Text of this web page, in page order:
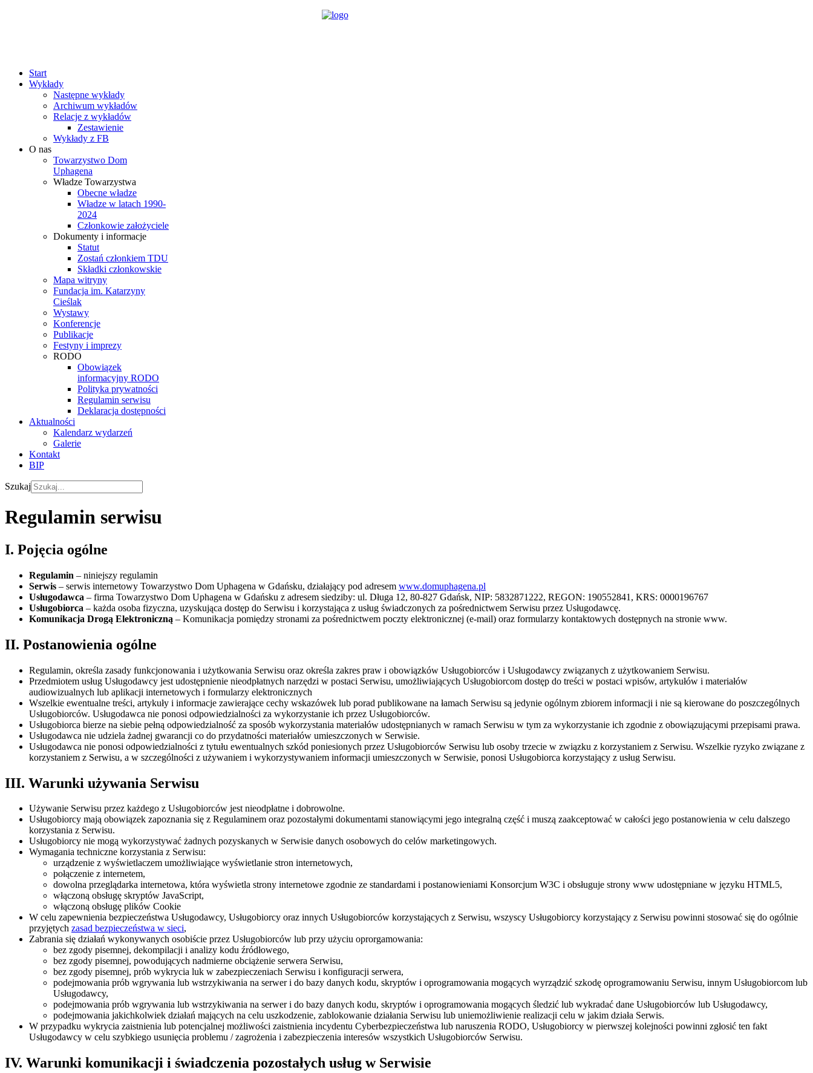
Start
Wykłady
Następne wykłady
Archiwum wykładów
Relacje z wykładów
Zestawienie
Wykłady z FB
O nas
Towarzystwo Dom
Uphagena
Władze Towarzystwa
Obecne władze
Władze w latach 1990-
2024
Członkowie założyciele
Dokumenty i informacje
Statut
Zostań członkiem TDU
Składki członkowskie
Mapa witryny
Fundacja im. Katarzyny
Cieślak
Wystawy
Konferencje
Publikacje
Festyny i imprezy
RODO
Obowiązek
informacyjny RODO
Polityka prywatności
Regulamin serwisu
Deklaracja dostępności
Aktualności
Kalendarz wydarzeń
Galerie
Kontakt
BIP
Szukaj
Regulamin serwisu
I. Pojęcia ogólne
Regulamin – niniejszy regulamin
Serwis – serwis internetowy Towarzystwo Dom Uphagena w Gdańsku, działający pod adresem www.domuphagena.pl
Usługodawca – firma Towarzystwo Dom Uphagena w Gdańsku z adresem siedziby: ul. Długa 12, 80-827 Gdańsk, NIP: 5832871222, REGON: 190552841, KRS: 0000196767
Usługobiorca – każda osoba fizyczna, uzyskująca dostęp do Serwisu i korzystająca z usług świadczonych za pośrednictwem Serwisu przez Usługodawcę.
Komunikacja Drogą Elektroniczną – Komunikacja pomiędzy stronami za pośrednictwem poczty elektronicznej (e-mail) oraz formularzy kontaktowych dostępnych na stronie www.
II. Postanowienia ogólne
Regulamin, określa zasady funkcjonowania i użytkowania Serwisu oraz określa zakres praw i obowiązków Usługobiorców i Usługodawcy związanych z użytkowaniem Serwisu.
Przedmiotem usług Usługodawcy jest udostępnienie nieodpłatnych narzędzi w postaci Serwisu, umożliwiających Usługobiorcom dostęp do treści w postaci wpisów, artykułów i materiałów
audiowizualnych lub aplikacji internetowych i formularzy elektronicznych
Wszelkie ewentualne treści, artykuły i informacje zawierające cechy wskazówek lub porad publikowane na łamach Serwisu są jedynie ogólnym zbiorem informacji i nie są kierowane do poszczególnych
Usługobiorców. Usługodawca nie ponosi odpowiedzialności za wykorzystanie ich przez Usługobiorców.
Usługobiorca bierze na siebie pełną odpowiedzialność za sposób wykorzystania materiałów udostępnianych w ramach Serwisu w tym za wykorzystanie ich zgodnie z obowiązującymi przepisami prawa.
Usługodawca nie udziela żadnej gwarancji co do przydatności materiałów umieszczonych w Serwisie.
Usługodawca nie ponosi odpowiedzialności z tytułu ewentualnych szkód poniesionych przez Usługobiorców Serwisu lub osoby trzecie w związku z korzystaniem z Serwisu. Wszelkie ryzyko związane z
korzystaniem z Serwisu, a w szczególności z używaniem i wykorzystywaniem informacji umieszczonych w Serwisie, ponosi Usługobiorca korzystający z usług Serwisu.
III. Warunki używania Serwisu
Używanie Serwisu przez każdego z Usługobiorców jest nieodpłatne i dobrowolne.
Usługobiorcy mają obowiązek zapoznania się z Regulaminem oraz pozostałymi dokumentami stanowiącymi jego integralną część i muszą zaakceptować w całości jego postanowienia w celu dalszego
korzystania z Serwisu.
Usługobiorcy nie mogą wykorzystywać żadnych pozyskanych w Serwisie danych osobowych do celów marketingowych.
Wymagania techniczne korzystania z Serwisu:
urządzenie z wyświetlaczem umożliwiające wyświetlanie stron internetowych,
połączenie z internetem,
dowolna przeglądarka internetowa, która wyświetla strony internetowe zgodnie ze standardami i postanowieniami Konsorcjum W3C i obsługuje strony www udostępniane w języku HTML5,
włączoną obsługę skryptów JavaScript,
włączoną obsługę plików Cookie
W celu zapewnienia bezpieczeństwa Usługodawcy, Usługobiorcy oraz innych Usługobiorców korzystających z Serwisu, wszyscy Usługobiorcy korzystający z Serwisu powinni stosować się do ogólnie
przyjętych zasad bezpieczeństwa w sieci,
Zabrania się działań wykonywanych osobiście przez Usługobiorców lub przy użyciu oprorgamowania:
bez zgody pisemnej, dekompilacji i analizy kodu źródłowego,
bez zgody pisemnej, powodujących nadmierne obciążenie serwera Serwisu,
bez zgody pisemnej, prób wykrycia luk w zabezpieczeniach Serwisu i konfiguracji serwera,
podejmowania prób wgrywania lub wstrzykiwania na serwer i do bazy danych kodu, skryptów i oprogramowania mogących wyrządzić szkodę oprogramowaniu Serwisu, innym Usługobiorcom lub
Usługodawcy,
podejmowania prób wgrywania lub wstrzykiwania na serwer i do bazy danych kodu, skryptów i oprogramowania mogących śledzić lub wykradać dane Usługobiorców lub Usługodawcy,
podejmowania jakichkolwiek działań mających na celu uszkodzenie, zablokowanie działania Serwisu lub uniemożliwienie realizacji celu w jakim działa Serwis.
W przypadku wykrycia zaistnienia lub potencjalnej możliwości zaistnienia incydentu Cyberbezpieczeństwa lub naruszenia RODO, Usługobiorcy w pierwszej kolejności powinni zgłosić ten fakt
Usługodawcy w celu szybkiego usunięcia problemu / zagrożenia i zabezpieczenia interesów wszystkich Usługobiorców Serwisu.
IV. Warunki komunikacji i świadczenia pozostałych usług w Serwisie